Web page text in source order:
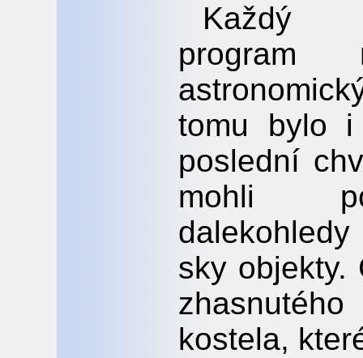
Každý
program
tomu bylo
poslední
mohli
sky objekty.
kostela,